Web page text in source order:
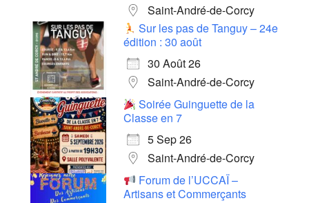
Saint-André-de-Corcy
Sur les pas de Tanguy – 24e
édition : 30 août
30 Août 26
Saint-André-de-Corcy
Soirée Guinguette de la
Classe en 7
5 Sep 26
Saint-André-de-Corcy
Forum de l’UCCAÏ –
Artisans et Commerçants